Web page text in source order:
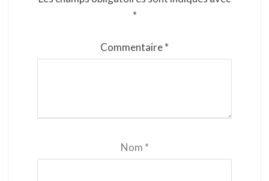
*
Commentaire*
Nom *